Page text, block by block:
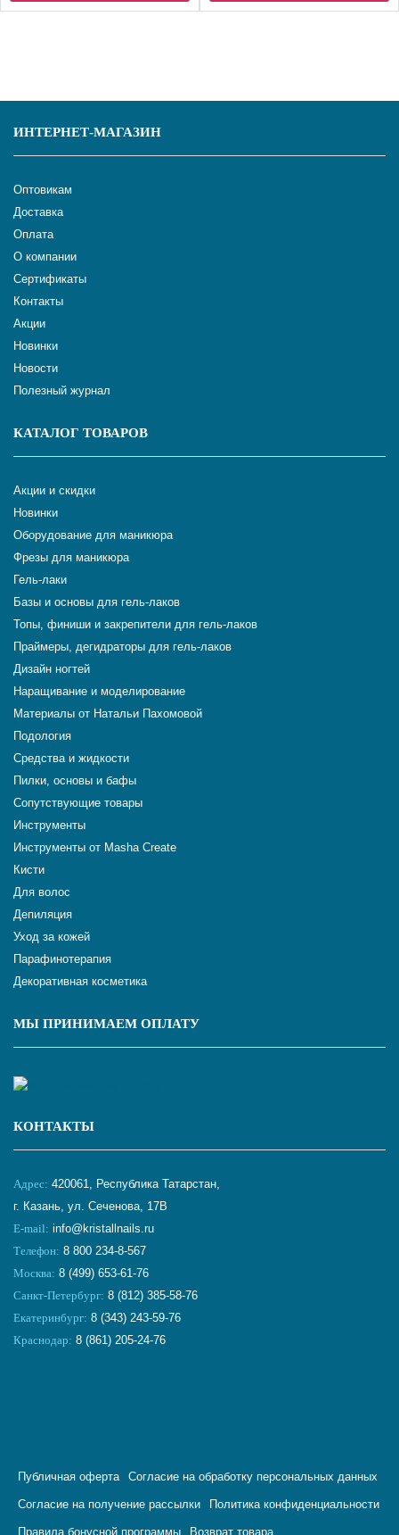
ИНТЕРНЕТ-МАГАЗИН
Оптовикам
Доставка
Оплата
О компании
Сертификаты
Контакты
Акции
Новинки
Новости
Полезный журнал
КАТАЛОГ ТОВАРОВ
Акции и скидки
Новинки
Оборудование для маникюра
Фрезы для маникюра
Гель-лаки
Базы и основы для гель-лаков
Топы, финиши и закрепители для гель-лаков
Праймеры, дегидраторы для гель-лаков
Дизайн ногтей
Наращивание и моделирование
Материалы от Натальи Пахомовой
Подология
Средства и жидкости
Пилки, основы и бафы
Сопутствующие товары
Инструменты
Инструменты от Masha Create
Кисти
Для волос
Депиляция
Уход за кожей
Парафинотерапия
Декоративная косметика
МЫ ПРИНИМАЕМ ОПЛАТУ
КОНТАКТЫ
Адрес: 420061, Республика Татарстан,
г. Казань, ул. Сеченова, 17В
E-mail: info@kristallnails.ru
Телефон: 8 800 234-8-567
Москва: 8 (499) 653-61-76
Санкт-Петербург: 8 (812) 385-58-76
Екатеринбург: 8 (343) 243-59-76
Краснодар: 8 (861) 205-24-76
Публичная оферта Согласие на обработку персональных данных
Согласие на получение рассылки Политика конфиденциальности
Правила бонусной программы Возврат товара